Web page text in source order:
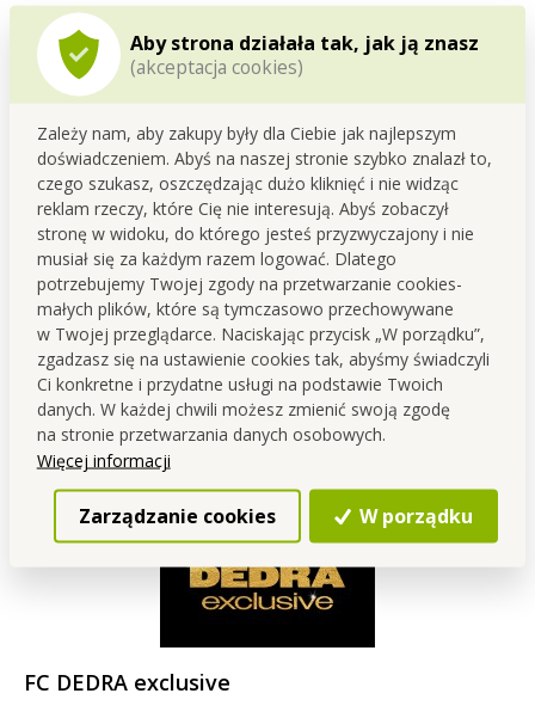
Aby strona działała tak, jak ją znasz
(akceptacja cookies)
Zależy nam, aby zakupy były dla Ciebie jak najlepszym
doświadczeniem. Abyś na naszej stronie szybko znalazł to,
czego szukasz, oszczędzając dużo kliknięć i nie widząc
reklam rzeczy, które Cię nie interesują. Abyś zobaczył
stronę w widoku, do którego jesteś przyzwyczajony i nie
musiał się za każdym razem logować. Dlatego
potrzebujemy Twojej zgody na przetwarzanie cookies-
małych plików, które są tymczasowo przechowywane
w Twojej przeglądarce. Naciskając przycisk „W porządku”,
zgadzasz się na ustawienie cookies tak, abyśmy świadczyli
Ci konkretne i przydatne usługi na podstawie Twoich
danych. W każdej chwili możesz zmienić swoją zgodę
na stronie przetwarzania danych osobowych.
Więcej informacji
Zarządzanie cookies W porządku
LUKSUSOWY MANICURE, 16-częściowy żółty zestaw
z czarnej stali szczotkowanej, w zamykanym skórzanym etui
z tłoczonym logo FC.
Wymiary: 9,5 x 5 x 15,5 cm.
SKŁAD ZESTAWU:
pęseta, nożyczki, 2x obcinacz do paznokci, 2x cążki do
paznokci lub skórek, pilnik do paznokci,
radełko do skórek, 2x dwustronny przyrząd (kopytko) do
usuwania skórek, skrobaczka (czyścik uszu),
Pryszczex 2w1- przyrząd do trądziku i zaskórników, 3x
skalpel do pedicure, zamykane etui.
FC DEDRA exclusive